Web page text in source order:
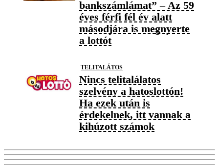
bankszámlámat” – Az 59
éves férfi fél év alatt
másodjára is megnyerte
a lottót
TELITALÁTOS
Nincs telitalálatos
szelvény a hatoslottón!
Ha ezek után is
érdekelnek, itt vannak a
kihúzott számok